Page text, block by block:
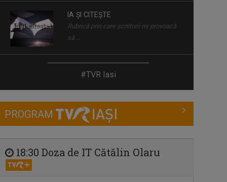
MAŞINA TIMPULUI
Un calendar al evenimentelor zilei
CÂNTEC ȘI POVESTE
REGIUNEA ÎN OBIECTIV
#TVR Iasi
PROGRAM
18:30 Doza de IT Cătălin Olaru